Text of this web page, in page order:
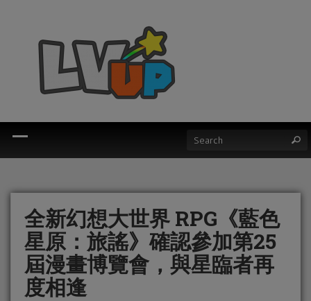
全新幻想大世界 RPG《藍色
星原：旅謠》確認參加第25
屆漫畫博覽會，與星臨者再
度相逢